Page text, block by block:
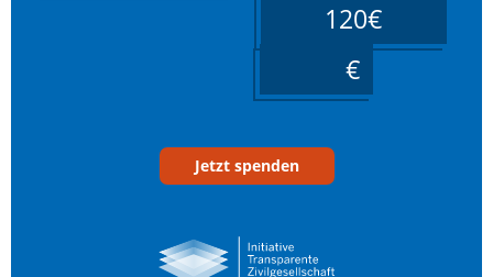
120€
Jetzt spenden